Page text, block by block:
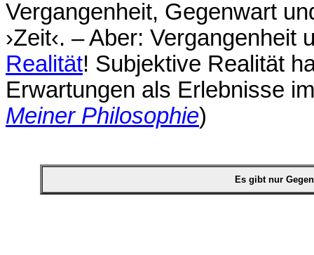
Vergangenheit, Gegenwart
›Zeit‹. – Aber:
Realität! Subjektive Realität
Erwartungen als Erlebnisse
Meiner Philosophie)
Es gibt nur